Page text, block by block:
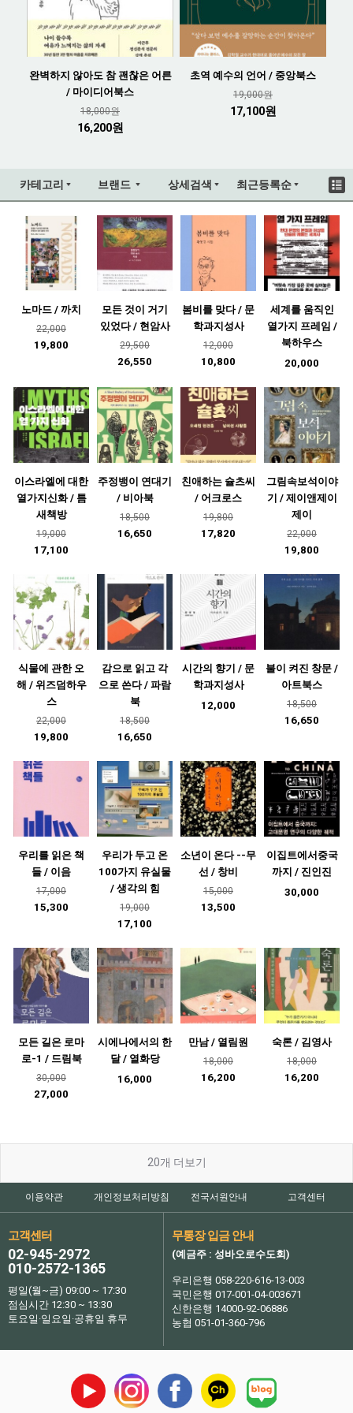
완벽하지 않아도 참 괜찮은 어른
/ 마이디어북스
18,000원
16,200원
초역 예수의 언어 / 중앙북스
19,000원
17,100원
카테고리 브랜드 상세검색 최근등록순
노마드 / 까치
22,000
19,800
모든 것이 거기
있었다 / 현암사
29,500
26,550
봄비를 맞다 / 문
학과지성사
12,000
10,800
세계를 움직인
열가지 프레임 /
북하우스
20,000
이스라엘에 대한
열가지신화 / 틈
새책방
19,000
17,100
주정뱅이 연대기
/ 비아북
18,500
16,650
친애하는 슐츠씨
/ 어크로스
19,800
17,820
그림속보석이야
기 / 제이앤제이
제이
22,000
19,800
식물에 관한 오
해 / 위즈덤하우
스
22,000
19,800
감으로 읽고 각
으로 쓴다 / 파람
북
18,500
16,650
시간의 향기 / 문
학과지성사
12,000
불이 켜진 창문 /
아트북스
18,500
16,650
우리를 읽은 책
들 / 이음
17,000
15,300
우리가 두고 온
100가지 유실물
/ 생각의 힘
19,000
17,100
소년이 온다 --무
선 / 창비
15,000
13,500
이집트에서중국
까지 / 진인진
30,000
모든 길은 로마
로-1 / 드림북
30,000
27,000
시에나에서의 한
달 / 열화당
16,000
만남 / 열림원
18,000
16,200
숙론 / 김영사
18,000
16,200
20개 더보기
이용약관 개인정보처리방침 전국서원안내 고객센터
고객센터
02-945-2972
010-2572-1365
평일(월~금) 09:00 ~ 17:30
점심시간 12:30 ~ 13:30
토요일·일요일·공휴일 휴무
무통장 입금 안내
(예금주 : 성바오로수도회)
우리은행 058-220-616-13-003
국민은행 017-001-04-003671
신한은행 14000-92-06886
농협 051-01-360-796